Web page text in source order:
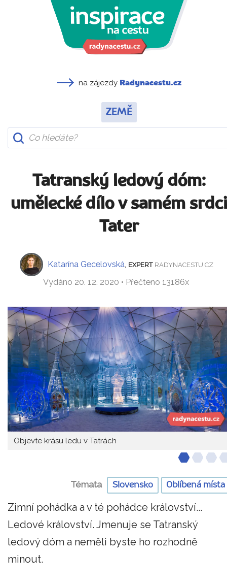
na zájezdy Radynacestu.cz
ZEMĚ
Tatranský ledový dóm:
umělecké dílo v samém srdci
Tater
Katarína Gecelovská EXPERT RADYNACESTU.CZ
Vydáno 20. 12. 2020 • Přečteno 13186x
Objevte krásu ledu v Tatrách
Témata Slovensko Oblíbená místa
Zimní pohádka a v té pohádce království...
Ledové království. Jmenuje se Tatranský
ledový dóm a neměli byste ho rozhodně
minout.